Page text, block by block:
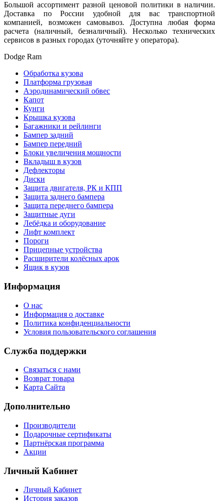
Большой ассортимент разной ценовой политики в наличии.
Доставка по России удобной для вас транспортной
компанией, возможен самовывоз. Доступна любая форма
расчета (наличный, безналичный). Несколько технических
сервисов в разных городах (уточняйте у оператора).
Dodge Ram
Обработка кузова
Платформа грузовая
Аэродинамический обвес
Капот
Кунги
Крышка кузова
Багажники и рейлинги
Бампер задний
Бампер передний
Блоки увеличения мощности
Вкладыш в кузов
Дефлекторы
Диски
Защита двигателя, РК и КПП
Защита заднего бампера
Защита переднего бампера
Защитные дуги
Лебёдка и оборудование
Лифт комплект
Пороги
Прицепные устройства
Расширители колёсных арок
Ящик в кузов
Информация
О нас
Информация о доставке
Политика конфиденциальности
Условия пользовательского соглашения
Служба поддержки
Связаться с нами
Возврат товара
Карта Сайта
Дополнительно
Производители
Подарочные сертификаты
Партнёрская программа
Акции
Личный Кабинет
Личный Кабинет
История заказов